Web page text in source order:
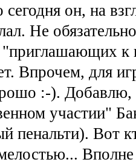
сегодня он, на
Не
к
Впрочем, для
:-). Добавлю,
участии"
пенальти). Вот